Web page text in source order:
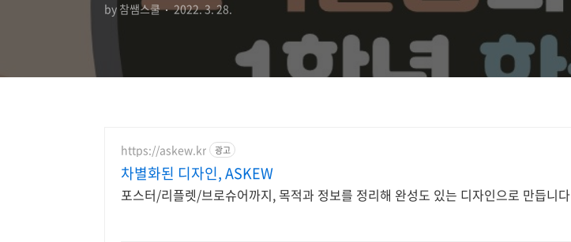
by 참쌤스쿨 2022. 3. 28.
https://askew.kr 광고
차별화된 디자인, ASKEW
포스터/리플렛/브로슈어까지, 목적과 정보를 정리해 완성도 있는 디자인으로 만듭니다